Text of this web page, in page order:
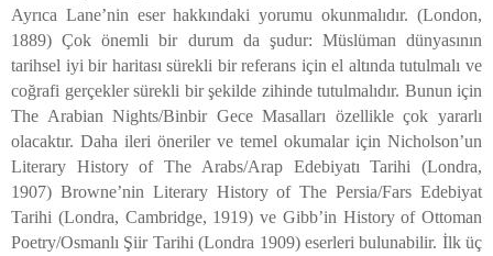
Ayrıca Lane’nin eser hakkındaki yorumu okunmalıdır. (London,
1889) Çok önemli bir durum da şudur: Müslüman dünyasının
tarihsel iyi bir haritası sürekli bir referans için el altında tutulmalı ve
coğrafi gerçekler sürekli bir şekilde zihinde tutulmalıdır. Bunun için
The Arabian Nights/Binbir Gece Masalları özellikle çok yararlı
olacaktır. Daha ileri öneriler ve temel okumalar için Nicholson’un
Literary History of The Arabs/Arap Edebiyatı Tarihi (Londra,
1907) Browne’nin Literary History of The Persia/Fars Edebiyat
Tarihi (Londra, Cambridge, 1919) ve Gibb’in History of Ottoman
Poetry/Osmanlı Şiir Tarihi (Londra 1909) eserleri bulunabilir. İlk üç